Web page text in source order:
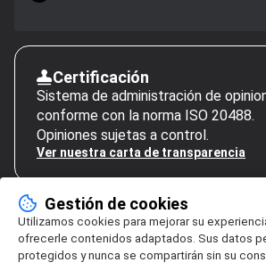
Certificación
Sistema de administración de
conforme con la norma ISO 20488.
Opiniones sujetas a control.
Ver nuestra carta de transparencia
Gestión de cookies
Utilizamos cookies para mejorar su
ofrecerle contenidos adaptados. Sus datos
protegidos y nunca se compartirán sin su